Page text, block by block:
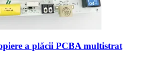
a plăcii PCBA multistrat